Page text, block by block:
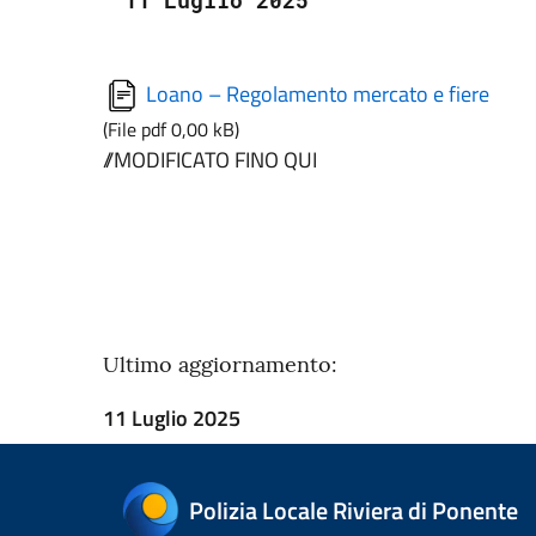
Loano – Regolamento mercato e fiere
(File pdf 0,00 kB)
//MODIFICATO FINO QUI
Ultimo aggiornamento:
11 Luglio 2025
Polizia Locale Riviera di Ponente